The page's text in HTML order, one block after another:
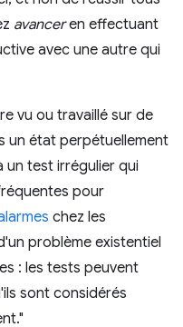
avanceren effectuant
avec une autre qui
vu ou travaillé sur de
un état perpétuellement
un test irrégulier qui
pour
chez les
problème existentiel
: les tests peuvent
sont considérés